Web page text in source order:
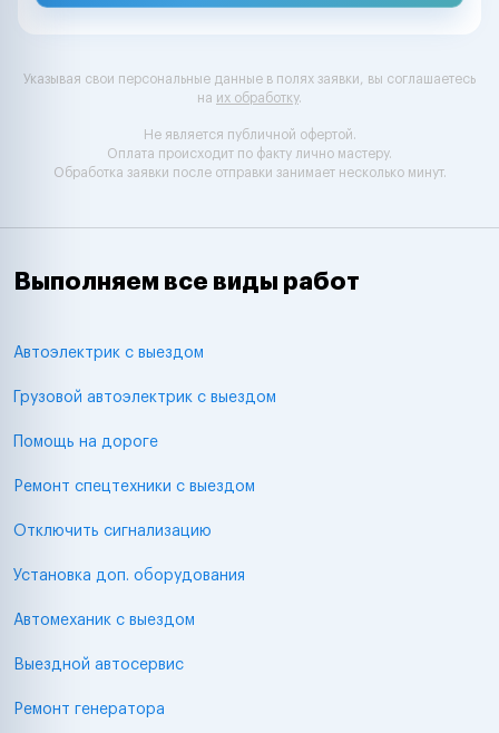
Указывая свои персональные данные в полях заявки, вы соглашаетесь
на их обработку.
Не является публичной офертой.
Оплата происходит по факту лично мастеру.
Обработка заявки после отправки занимает несколько минут.
Выполняем все виды работ
Автоэлектрик с выездом
Грузовой автоэлектрик с выездом
Помощь на дороге
Ремонт спецтехники с выездом
Отключить сигнализацию
Установка доп. оборудования
Автомеханик с выездом
Выездной автосервис
Ремонт генератора